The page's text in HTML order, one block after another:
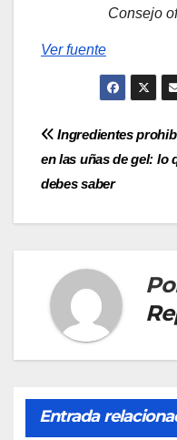
Consejo
Ver fuente
de
entradas
Ingredientes
en las uñas de gel: lo
debes saber
Entrada